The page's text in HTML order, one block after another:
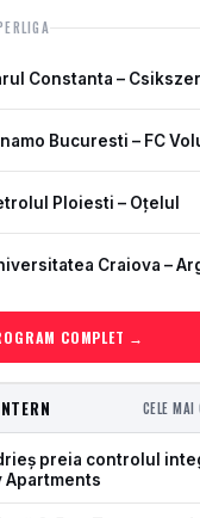
Constanta –
Ploiesti – Oţelul
COMPLET →
CELE
preia controlul
Apartments